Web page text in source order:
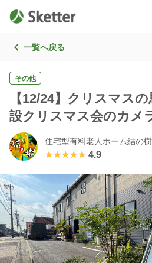
一覧へ戻る
その他
【12/24】クリスマス
設クリスマス会のカメ
住宅型有料老人ホーム結の
★★★★★
★★★★★ 4.9